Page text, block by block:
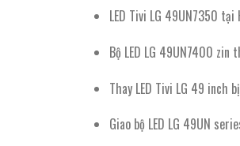
LED Tivi LG 49UN7350 tại
Bộ LED LG 49UN7400 zin
Thay LED Tivi LG 49 inch
Giao bộ LED LG 49UN